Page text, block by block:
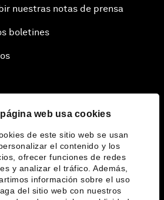
página web usa cookies
de este sitio web se usan
el contenido y los
ofrecer funciones de redes
y analizar el tráfico. Además,
información sobre el uso
del sitio web con nuestros
nuestras notas de prensa
boletines
Foro
idiomas